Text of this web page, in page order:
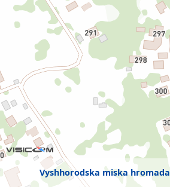
Vyshhorodska miska hromada